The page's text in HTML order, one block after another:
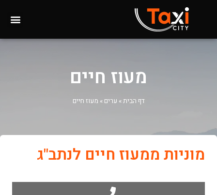
מעוז חיים
דף הבית» ערים » מעוז חיים
מוניות ממעוז חיים לנתב"ג